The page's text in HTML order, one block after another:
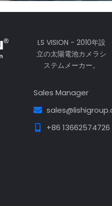
LS VISION - 2010年設
立の太陽電池カメラシ
ステムメーカー。
Sales Manager
+86 13662574726